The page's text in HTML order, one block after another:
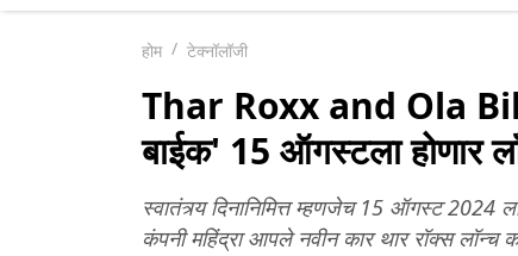
होम टेक्नॉलॉजी
Thar Roxx and Ola
बाईक' 15 ऑगस्टला होणार
स्वातंत्र्य दिनानिमित्त म्हणजेच 15 ऑगस्ट 2024
कंपनी महिंद्रा आपले नवीन कार थार रॉक्स